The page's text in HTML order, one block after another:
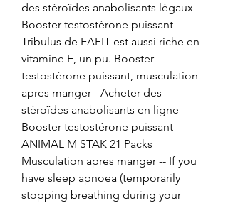
des stéroïdes anabolisants légaux
Booster testostérone puissant
Tribulus de EAFIT est aussi riche en
vitamine E, un pu. Booster
testostérone puissant, musculation
apres manger - Acheter des
stéroïdes anabolisants en ligne
Booster testostérone puissant
ANIMAL M STAK 21 Packs
Musculation apres manger -- If you
have sleep apnoea (temporarily
stopping breathing during your